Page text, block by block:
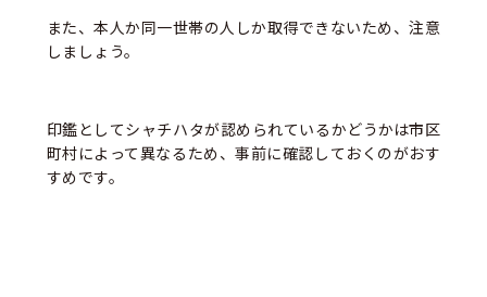
また、本人か同一世帯の人しか取得できないため、注意
しましょう。
印鑑としてシャチハタが認められているかどうかは市区
町村によって異なるため、事前に確認しておくのがおす
すめです。